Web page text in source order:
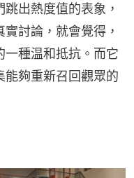
出熱度值的表象，
討論，就會覺得，
一種温和抵抗。而它
能夠重新召回觀眾的